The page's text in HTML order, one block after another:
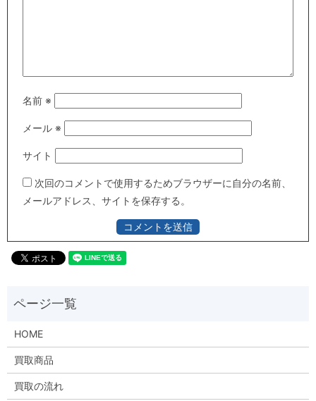
名前※
メール※
サイト
次回のコメントで使用するためブラウザーに自分の名前、
メールアドレス、サイトを保存する。
HOME
買取商品
買取の流れ